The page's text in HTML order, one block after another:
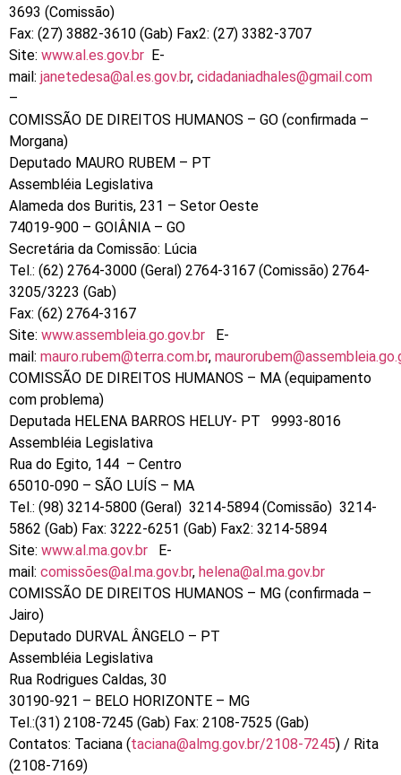
3693 (Comissão)
Fax: (27) 3882-3610 (Gab) Fax2: (27) 3382-3707
Site: www.al.es.gov.br E-
mail: janetedesa@al.es.gov.br, cidadaniadhales@gmail.com
–
COMISSÃO DE DIREITOS HUMANOS – GO (confirmada –
Morgana)
Deputado MAURO RUBEM – PT
Assembléia Legislativa
Alameda dos Buritis, 231 – Setor Oeste
74019-900 – GOIÂNIA – GO
Secretária da Comissão: Lúcia
Tel.: (62) 2764-3000 (Geral) 2764-3167 (Comissão) 2764-
3205/3223 (Gab)
Fax: (62) 2764-3167
Site: www.assembleia.go.gov.br E-
mail: mauro.rubem@terra.com.br,
COMISSÃO DE DIREITOS HUMANOS – MA (equipamento
com problema)
Deputada HELENA BARROS HELUY- PT 9993-8016
Assembléia Legislativa
Rua do Egito, 144 – Centro
65010-090 – SÃO LUÍS – MA
Tel.: (98) 3214-5800 (Geral) 3214-5894 (Comissão) 3214-
5862 (Gab) Fax: 3222-6251 (Gab) Fax2: 3214-5894
Site: www.al.ma.gov.br E-
mail: comissões@al.ma.gov.br, helena@al.ma.gov.br
COMISSÃO DE DIREITOS HUMANOS – MG (confirmada –
Jairo)
Deputado DURVAL ÂNGELO – PT
Assembléia Legislativa
Rua Rodrigues Caldas, 30
30190-921 – BELO HORIZONTE – MG
Tel.:(31) 2108-7245 (Gab) Fax: 2108-7525 (Gab)
Contatos: Taciana (taciana@almg.gov.br/2108-7245) / Rita
(2108-7169)